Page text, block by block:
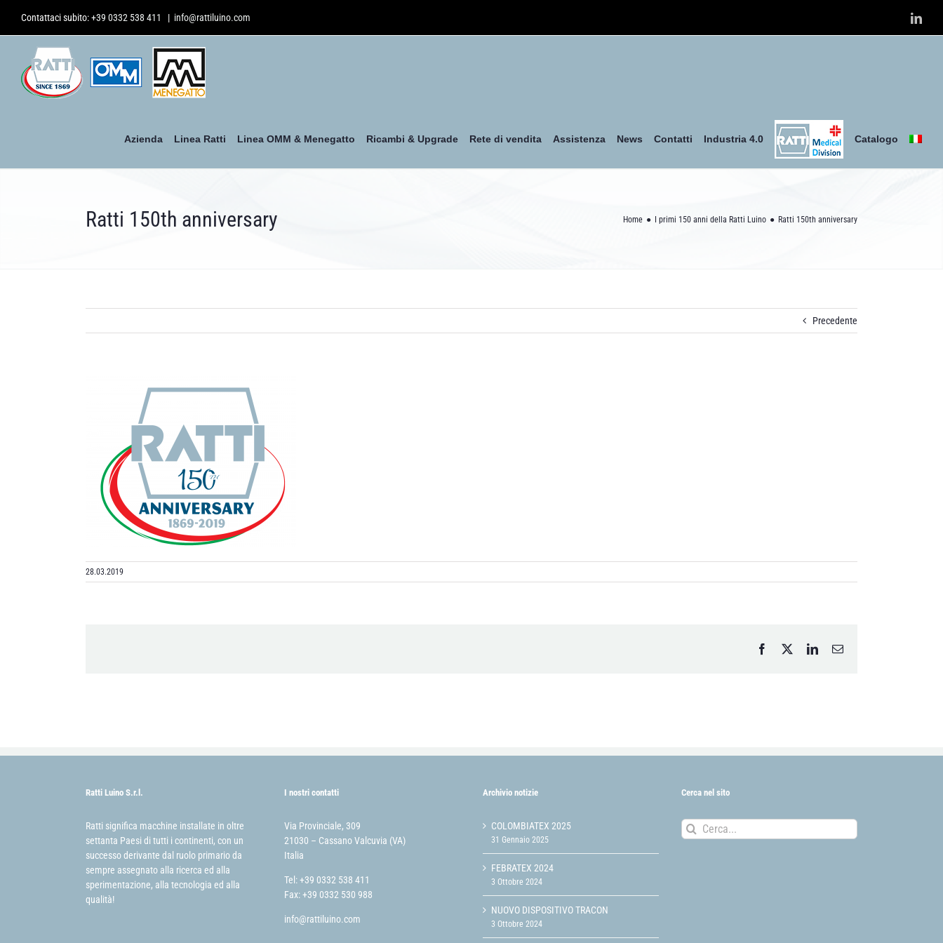
contenuto
Contattaci subito:+39 0332 538 411 | info@rattiluino.com
Azienda Linea Ratti Linea OMM & Menegatto Ricambi & Upgrade Rete di vendita Assistenza News Contatti Industria 4.0 Catalogo
Ratti 150th anniversary Home I primi 150 anni della Ratti Luino Ratti 150th anniversary
Precedente
28.03.2019
Facebook LinkedInEmail
Ratti Luino S.r.l.
Ratti significa macchine installate in oltre
settanta Paesi di tutti i continenti, con un
successo derivante dal ruolo primario da
sempre assegnato alla ricerca ed alla
sperimentazione, alla tecnologia ed alla
qualità!
I nostri contatti
Via Provinciale, 309
21030 – Cassano Valcuvia (VA)
Italia
Tel: +39 0332 538 411
Fax: +39 0332 530 988
info@rattiluino.com
Archivio notizie
COLOMBIATEX 2025
31 Gennaio 2025
FEBRATEX 2024
3 Ottobre 2024
NUOVO DISPOSITIVO TRACON
3 Ottobre 2024
Cerca nel sito
Cerca
per: